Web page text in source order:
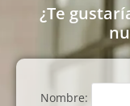
¿Te
Nombre: